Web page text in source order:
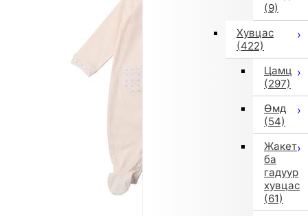
(9)
Хувцас
(422)
Цамц
(297)
Өмд
(54)
Жакет
ба
гадуур
хувцас
(61)